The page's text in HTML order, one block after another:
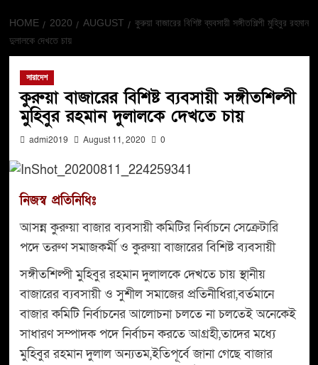
HOME 2020 AUGUST
কুরুয়া বাজারের বিশিষ্ট ব্যবসায়ী সঙ্গীতশিল্পী মুহিবুর রহমান
দুলালকে দেখতে চায়
সারাদেশ
কুরুয়া বাজারের বিশিষ্ট ব্যবসায়ী সঙ্গীতশিল্পী
মুহিবুর রহমান দুলালকে দেখতে চায়
admi2019 August 11, 2020 0
নিজস্ব প্রতিনিধিঃ
আসন্ন কুরুয়া বাজার ব্যবসায়ী কমিটির নির্বাচনে সেক্রেটারি
পদে তরুণ সমাজকর্মী ও কুরুয়া বাজারের বিশিষ্ট ব্যবসায়ী
সঙ্গীতশিল্পী মুহিবুর রহমান দুলালকে দেখতে চায় স্থানীয়
বাজারের ব্যবসায়ী ও সুশীল সমাজের প্রতিনীধিরা,বর্তমানে
বাজার কমিটি নির্বাচনের আলোচনা চলতে না চলতেই অনেকেই
সাধারণ সম্পাদক পদে নির্বাচন করতে আগ্রহী,তাদের মধ্যে
মুহিবুর রহমান দুলাল অন্যতম,ইতিপূর্বে জানা গেছে বাজার